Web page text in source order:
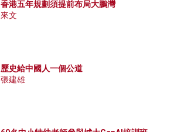
香港五年規劃須提前布局大鵬灣
來文
歷史給中國人一個公道
張建雄